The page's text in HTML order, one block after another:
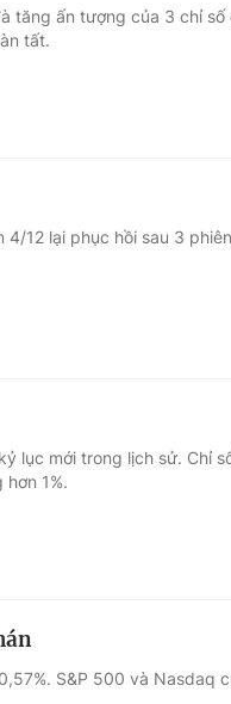
tăng ấn tượng của 3 chỉ số
tất.
12 lại phục hồi sau 3
lục mới trong lịch sử. Chỉ
1%.
S&P 500 và Nasdaq